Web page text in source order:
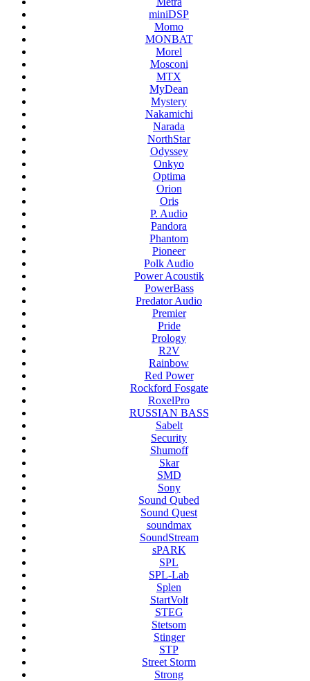
miniDSP
Momo
MONBAT
Morel
Mosconi
MTX
MyDean
Mystery
Nakamichi
Narada
NorthStar
Odyssey
Onkyo
Optima
Orion
Oris
P. Audio
Pandora
Phantom
Pioneer
Polk Audio
Power Acoustik
PowerBass
Predator Audio
Premier
Pride
Prology
R2V
Rainbow
Red Power
Rockford Fosgate
RoxelPro
RUSSIAN BASS
Sabelt
Security
Shumoff
Skar
SMD
Sony
Sound Qubed
Sound Quest
soundmax
SoundStream
sPARK
SPL
SPL-Lab
Splen
StartVolt
STEG
Stetsom
Stinger
STP
Street Storm
Strong